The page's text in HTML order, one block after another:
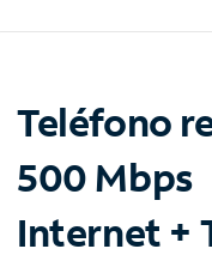
Teléfono
500 Mbps
Internet +